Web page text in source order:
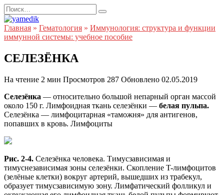
Перейти
к
содержанию
Search
for:
Главная » Гематология » Иммунология: структура и функции
иммунной системы: учебное пособие
СЕЛЕЗЁНКА
На чтение 2 мин Просмотров 287 Обновлено 02.05.2019
Селезёнка — относительно большой непарный орган массой
около 150 г. Лимфоидная ткань селезёнки — белая пульпа.
Селезёнка — лимфоцитарная «таможня» для антигенов,
попавших в кровь. Лимфоциты
Рис. 2-4. Селезёнка человека. Тимусзависимая и
тимуснезависимая зоны селезёнки. Скопление T-лимфоцитов
(зелёные клетки) вокруг артерий, вышедших из трабекул,
образует тимусзависимую зону. Лимфатический фолликул и